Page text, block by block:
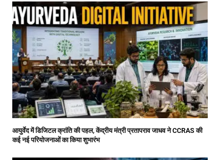
आयुर्वेद में डिजिटल क्रांति की पहल, केंद्रीय मंत्री प्रतापराव जाधव ने CCRAS की
कई नई परियोजनाओं का किया शुभारंभ